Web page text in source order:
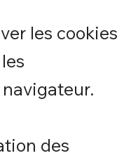
les cookies
des